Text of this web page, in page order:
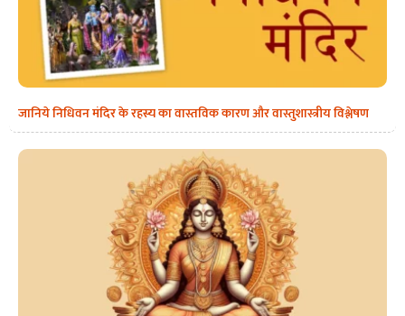
जानिये निधिवन मंदिर के रहस्य का वास्तविक कारण और वास्तुशास्त्रीय विश्लेषण